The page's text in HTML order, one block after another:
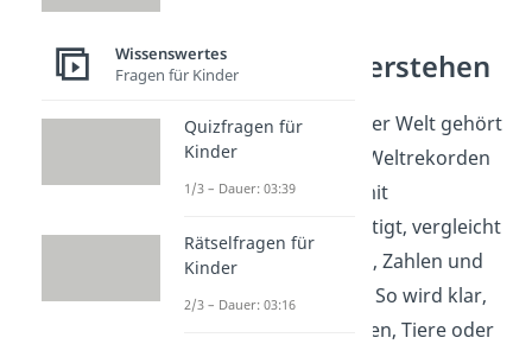
Weltrekorde verstehen
Der kleinste Mensch der Welt gehört
zu den bekanntesten Weltrekorden
überhaupt. Wer sich mit
Weltrekorden beschäftigt, vergleicht
besondere Leistungen, Zahlen und
Größen aus aller Welt. So wird klar,
wie stark sich Menschen, Tiere oder
Wissenswertes
Fragen für Kinder
Quizfragen für
Kinder
1/3 – Dauer: 03:39
Rätselfragen für
Kinder
2/3 – Dauer: 03:16